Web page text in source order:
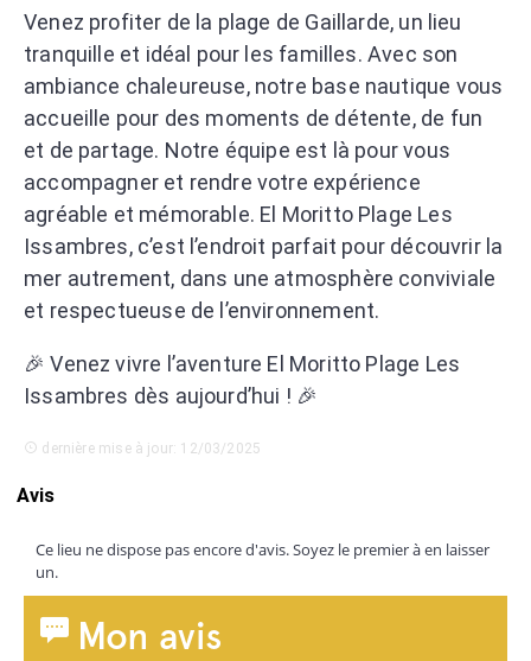
Venez profiter de la plage de Gaillarde, un lieu
tranquille et idéal pour les familles. Avec son
ambiance chaleureuse, notre base nautique vous
accueille pour des moments de détente, de fun
et de partage. Notre équipe est là pour vous
accompagner et rendre votre expérience
agréable et mémorable. El Moritto Plage Les
Issambres, c’est l’endroit parfait pour découvrir la
mer autrement, dans une atmosphère conviviale
et respectueuse de l’environnement.
🎉 Venez vivre l’aventure El Moritto Plage Les
Issambres dès aujourd’hui ! 🎉
dernière mise à jour: 12/03/2025
Avis
Ce lieu ne dispose pas encore d'avis. Soyez le premier à en laisser
un.
Mon avis